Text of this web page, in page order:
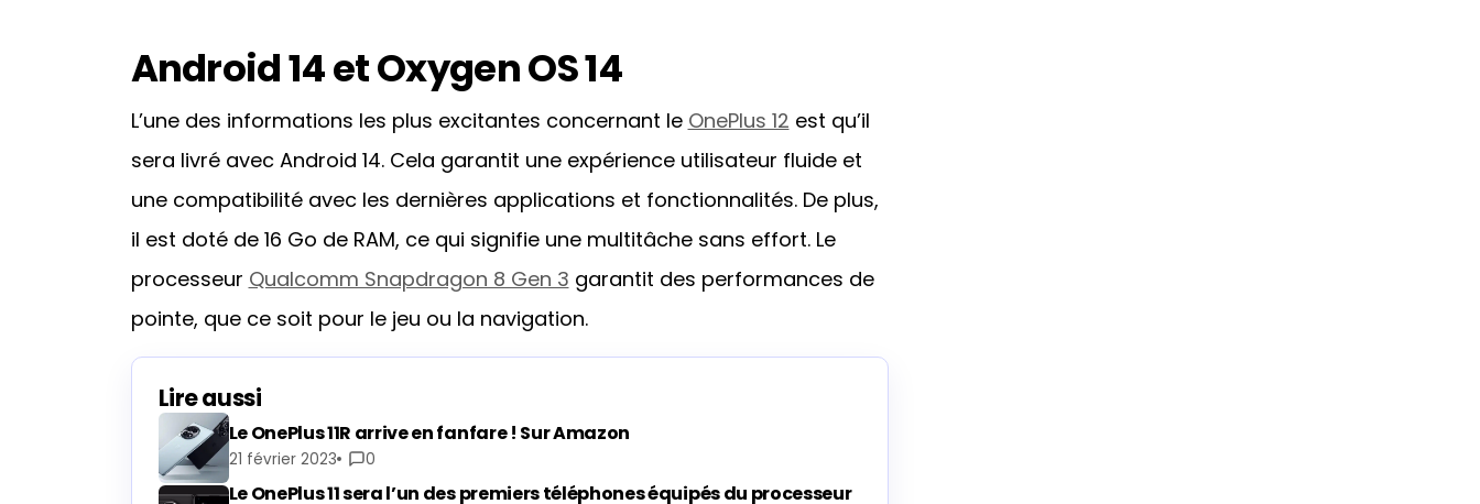
Android 14 et Oxygen OS 14
L’une des informations les plus excitantes concernant le OnePlus 12 est qu’il
sera livré avec Android 14. Cela garantit une expérience utilisateur fluide et
une compatibilité avec les dernières applications et fonctionnalités. De plus,
il est doté de 16 Go de RAM, ce qui signifie une multitâche sans effort. Le
processeur Qualcomm Snapdragon 8 Gen 3 garantit des performances de
pointe, que ce soit pour le jeu ou la navigation.
Lire aussi
Le OnePlus 11R arrive en fanfare ! Sur Amazon
21 février 2023 0
Le OnePlus 11 sera l’un des premiers téléphones équipés du processeur